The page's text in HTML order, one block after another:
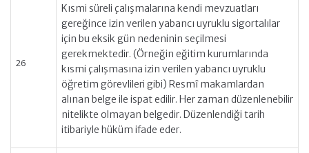
26
Kısmi süreli çalışmalarına kendi mevzuatları
gereğince izin verilen yabancı uyruklu sigortalılar
için bu eksik gün nedeninin seçilmesi
gerekmektedir. (Örneğin eğitim kurumlarında
kısmi çalışmasına izin verilen yabancı uyruklu
öğretim görevlileri gibi) Resmî makamlardan
alınan belge ile ispat edilir. Her zaman düzenlenebilir
nitelikte olmayan belgedir. Düzenlendiği tarih
itibariyle hüküm ifade eder.